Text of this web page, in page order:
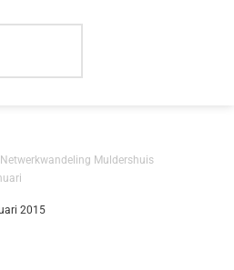
Netwerkwandeling Muldershuis
2015